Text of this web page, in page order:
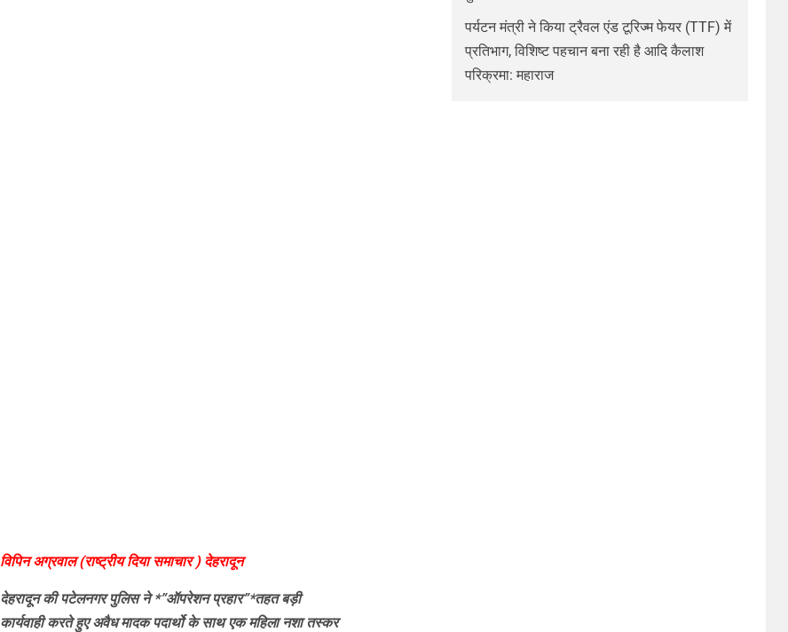
विपिन अग्रवाल (राष्ट्रीय दिया समाचार ) देहरादून
देहरादून की पटेलनगर पुलिस ने *”ऑपरेशन प्रहार”*तहत बड़ी
कार्यवाही करते हुएअवैध मादक पदार्थो के साथ एक महिला नशा तस्कर
पर्यटन मंत्री ने किया ट्रैवल एंड टूरिज्म फेयर (TTF) में
प्रतिभाग, विशिष्ट पहचान बना रही है आदि कैलाश
परिक्रमा: महाराज